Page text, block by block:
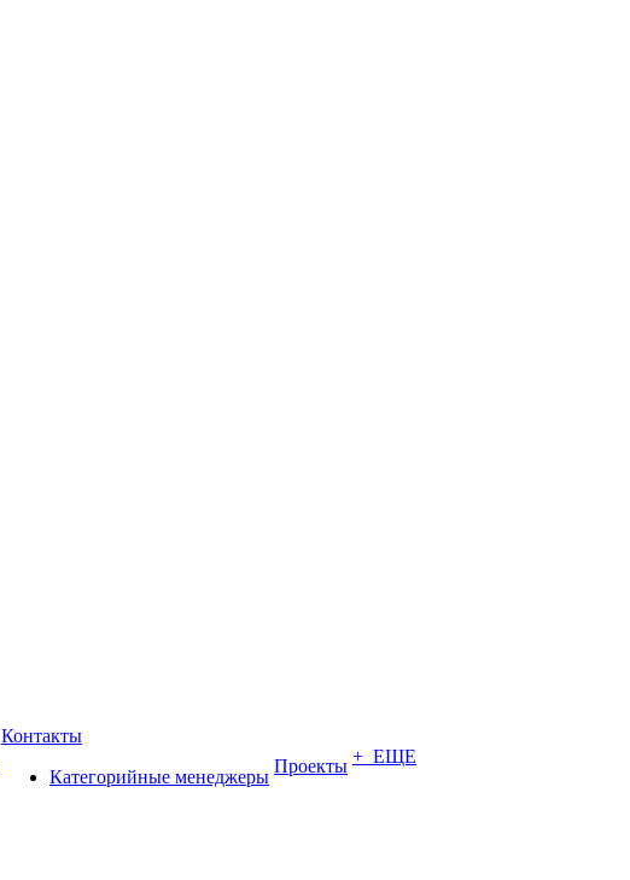
Контакты
Категорийные менеджеры
Проекты + ЕЩЕ